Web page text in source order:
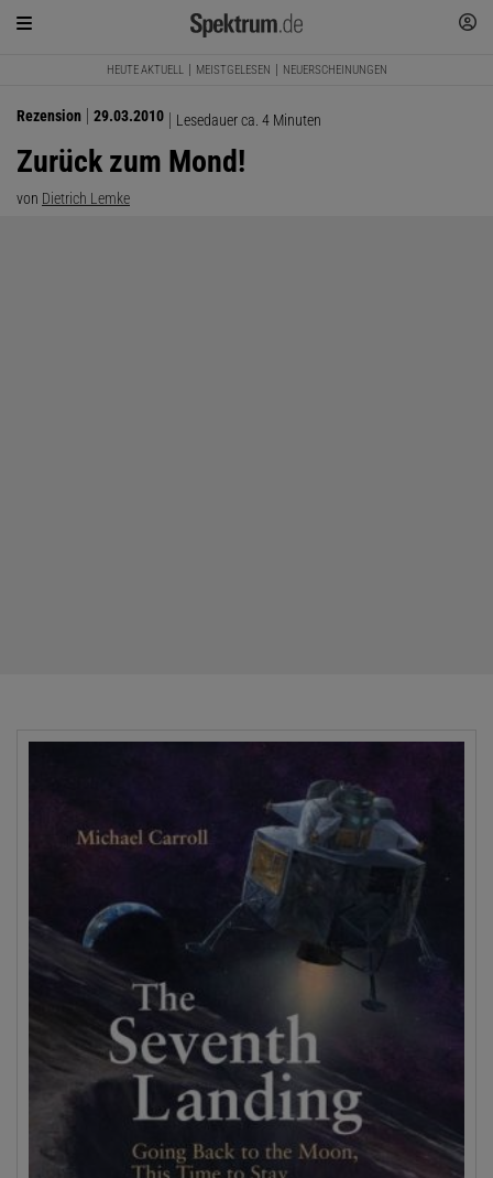
HEUTE AKTUELL MEISTGELESEN NEUERSCHEINUNGEN
Rezension 29.03.2010 Lesedauer ca. 4 Minuten
Zurück zum Mond!
von Dietrich Lemke